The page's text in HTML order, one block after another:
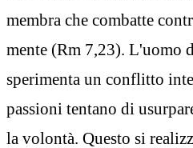
membra che combatte
mente (Rm 7,23). L'uomo
sperimenta un conflitto
passioni tentano di
la volontà. Questo si